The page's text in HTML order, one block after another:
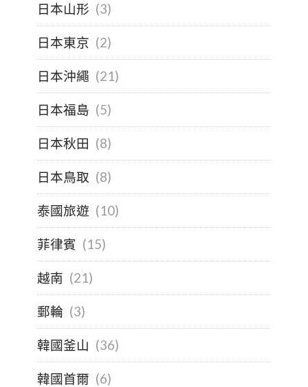
日本山形 (3)
日本東京 (2)
日本沖繩 (21)
日本福島 (5)
日本秋田 (8)
日本鳥取 (8)
泰國旅遊 (10)
菲律賓 (15)
越南 (21)
郵輪 (3)
韓國釜山 (36)
韓國首爾 (6)